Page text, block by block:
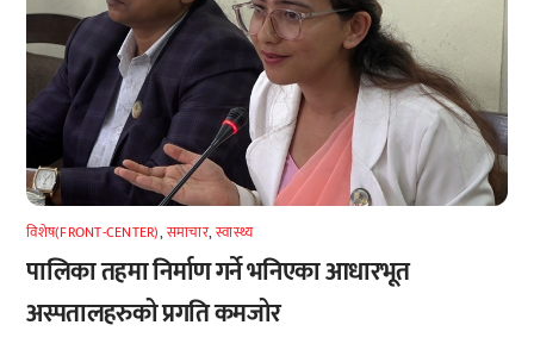
विशेष(FRONT-CENTER),समाचार,स्वास्थ्य
पालिका तहमा निर्माण गर्ने भनिएका आधारभूत
अस्पतालहरुको प्रगति कमजोर